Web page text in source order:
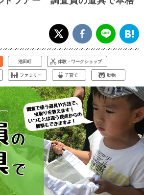
池田町 体験・ワークショップ
ファミリー 子育て 動物